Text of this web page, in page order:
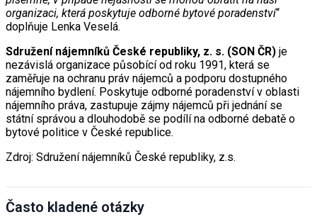
organizaci, která poskytuje odborné bytové poradenství“
doplňuje Lenka Veselá.
Sdružení nájemníků České republiky, z. s. (SON ČR) je
nezávislá organizace působící od roku 1991, která se
zaměřuje na ochranu práv nájemců a podporu dostupného
nájemního bydlení. Poskytuje odborné poradenství v oblasti
nájemního práva, zastupuje zájmy nájemců při jednání se
státní správou a dlouhodobě se podílí na odborné debatě o
bytové politice v České republice.
Zdroj: Sdružení nájemníků České republiky, z.s.
Často kladené otázky